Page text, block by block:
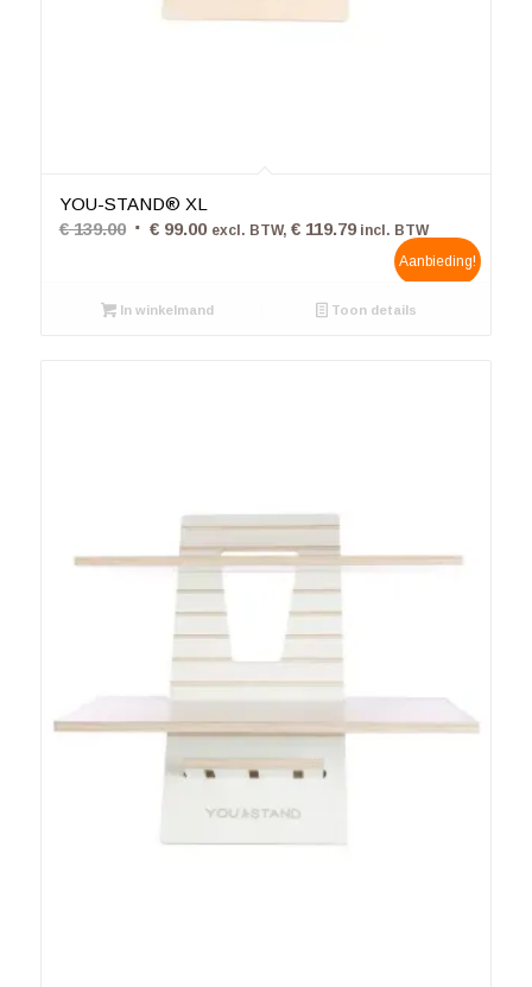
YOU-STAND® XL
€139.00 Oorspronkelijke
€ 139.00.
€99.00Huidige
€ 99.00.
excl. BTW, €119.79incl. BTW
Aanbieding!
In winkelmand Toon details